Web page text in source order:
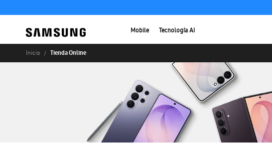
Mobile Tecnología AI
Inicio Tienda Online